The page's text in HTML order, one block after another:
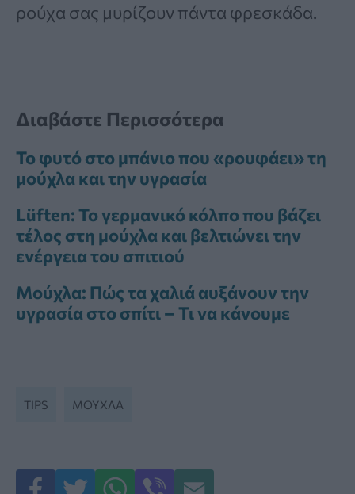
ρούχα σας μυρίζουν πάντα φρεσκάδα.
Διαβάστε Περισσότερα
Το φυτό στο μπάνιο που «ρουφάει» τη
μούχλα και την υγρασία
Lüften: Το γερμανικό κόλπο που βάζει
τέλος στη μούχλα και βελτιώνει την
ενέργεια του σπιτιού
Μούχλα: Πώς τα χαλιά αυξάνουν την
υγρασία στο σπίτι – Τι να κάνουμε
TIPS ΜΟΎΧΛΑ